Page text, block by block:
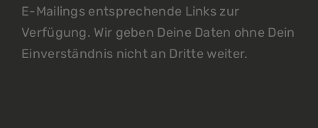
E-Mailings entsprechende Links zur
Verfügung. Wir geben Deine Daten ohne Dein
Einverständnis nicht an Dritte weiter.